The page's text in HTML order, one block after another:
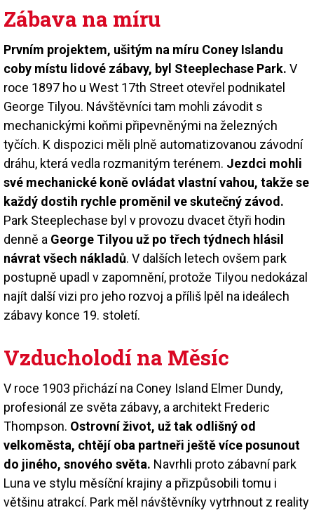
Zábava na míru
Prvním projektem, ušitým na míru Coney Islandu
coby místu lidové zábavy, byl Steeplechase Park. V
roce 1897 ho u West 17th Street otevřel podnikatel
George Tilyou. Návštěvníci tam mohli závodit s
mechanickými koňmi připevněnými na železných
tyčích. K dispozici měli plně automatizovanou závodní
dráhu, která vedla rozmanitým terénem. Jezdci mohli
své mechanické koně ovládat vlastní vahou, takže se
každý dostih rychle proměnil ve skutečný závod.
Park Steeplechase byl v provozu dvacet čtyři hodin
denně a George Tilyou už po třech týdnech hlásil
návrat všech nákladů. V dalších letech ovšem park
postupně upadl v zapomnění, protože Tilyou nedokázal
najít další vizi pro jeho rozvoj a příliš lpěl na ideálech
zábavy konce 19. století.
Vzducholodí na Měsíc
V roce 1903 přichází na Coney Island Elmer Dundy,
profesionál ze světa zábavy, a architekt Frederic
Thompson. Ostrovní život, už tak odlišný od
velkoměsta, chtějí oba partneři ještě více posunout
do jiného, snového světa. Navrhli proto zábavní park
Luna ve stylu měsíční krajiny a přizpůsobili tomu i
většinu atrakcí. Park měl návštěvníky vytrhnout z reality